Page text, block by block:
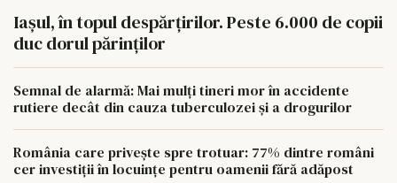
Iașul, în topul despărțirilor. Peste 6.000 de copii
duc dorul părinților
Semnal de alarmă: Mai mulți tineri mor în accidente
rutiere decât din cauza tuberculozei și a drogurilor
România care privește spre trotuar: 77% dintre români
cer investiții în locuințe pentru oamenii fără adăpost